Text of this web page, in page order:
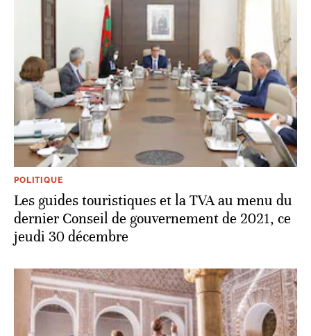
POLITIQUE
Les guides touristiques et la TVA au menu du
dernier Conseil de gouvernement de 2021, ce
jeudi 30 décembre